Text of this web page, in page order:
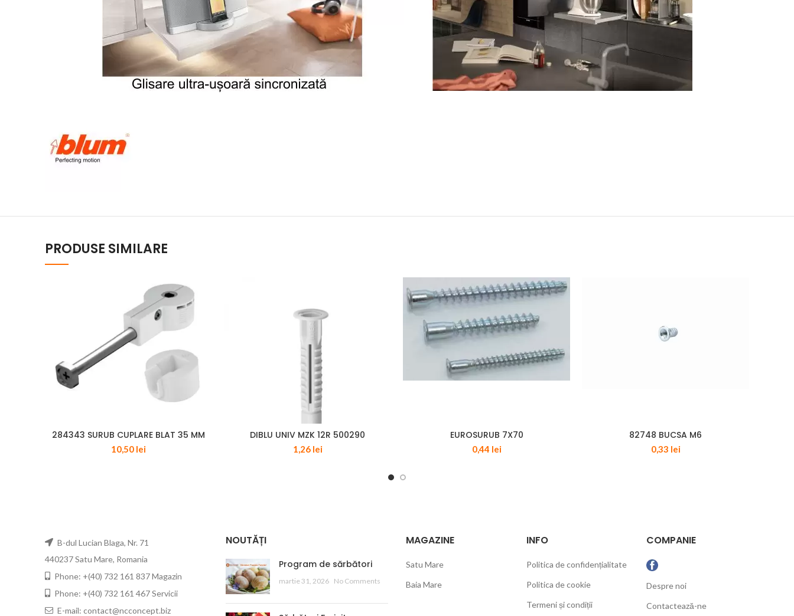
PRODUSE SIMILARE
284343 SURUB CUPLARE BLAT 35 MM
10,50 lei
DIBLU UNIV MZK 12R 500290
1,26 lei
EUROSURUB 7X70
0,44 lei
82748 BUCSA M6
0,33 lei
B-dul Lucian Blaga, Nr. 71
440237 Satu Mare, Romania
Phone: +(40) 732 161 837 Magazin
Phone: +(40) 732 161 467 Servicii
E-mail: contact@ncconcept.biz
NOUTĂȚI
Program de sărbători
martie 31, 2026 No Comments
MAGAZINE
Satu Mare
Baia Mare
INFO
Politica de confidențialitate
Politica de cookie
Termeni și condiții
COMPANIE
Despre noi
Contactează-ne